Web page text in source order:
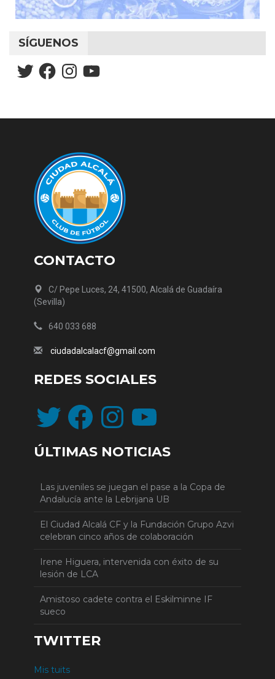
SÍGUENOS
TwitterFacebookInstagramYouTube
CONTACTO
C/ Pepe Luces, 24, 41500, Alcalá de Guadaíra
(Sevilla)
640 033 688
ciudadalcalacf@gmail.com
REDES SOCIALES
Twitter FacebookInstagramYouTube
ÚLTIMAS NOTICIAS
Las juveniles se juegan el pase a la Copa de
Andalucía ante la Lebrijana UB
El Ciudad Alcalá CF y la Fundación Grupo Azvi
celebran cinco años de colaboración
Irene Higuera, intervenida con éxito de su
lesión de LCA
Amistoso cadete contra el Eskilminne IF
sueco
TWITTER
Mis tuits